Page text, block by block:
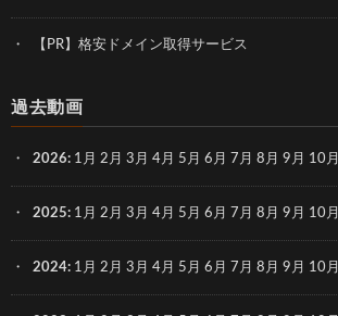
【PR】格安ドメイン取得サービス
過去動画
2026: 1月 2月 3月 4月 5月 6月 7月 8月 9月 10月
2025: 1月 2月 3月 4月 5月 6月 7月 8月 9月 10月
2024: 1月 2月 3月 4月 5月 6月 7月 8月 9月 10月